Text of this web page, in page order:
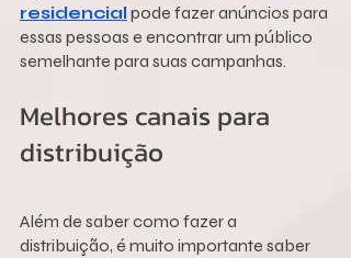
residencial pode fazer anúncios para
essas pessoas e encontrar um público
semelhante para suas campanhas.
Melhores canais para
distribuição
Além de saber como fazer a
distribuição, é muito importante saber